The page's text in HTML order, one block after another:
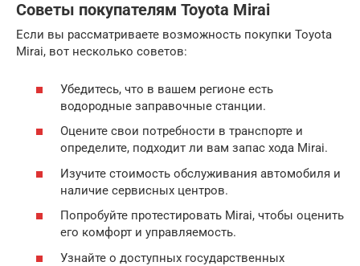
Советы покупателям Toyota Mirai
Если вы рассматриваете возможность покупки Toyota
Mirai, вот несколько советов:
Убедитесь, что в вашем регионе есть
водородные заправочные станции.
Оцените свои потребности в транспорте и
определите, подходит ли вам запас хода Mirai.
Изучите стоимость обслуживания автомобиля и
наличие сервисных центров.
Попробуйте протестировать Mirai, чтобы оценить
его комфорт и управляемость.
Узнайте о доступных государственных